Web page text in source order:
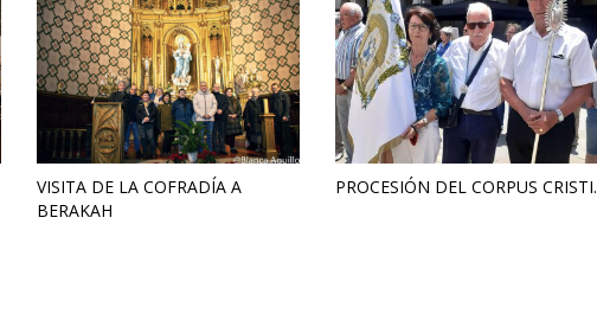
VISITA DE LA COFRADÍA A
BERAKAH
PROCESIÓN DEL CORPUS CRISTI.